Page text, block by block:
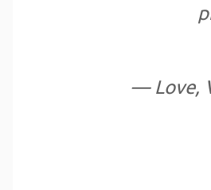
— Love,